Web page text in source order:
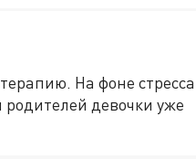
На фоне стресса
девочки уже